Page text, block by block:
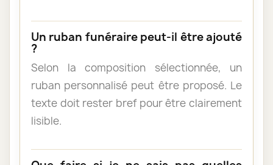
Un ruban funéraire peut-il être ajouté
?
Selon la composition sélectionnée, un
ruban personnalisé peut être proposé. Le
texte doit rester bref pour être clairement
lisible.